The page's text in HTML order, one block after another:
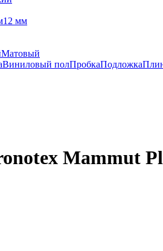
12 мм
Матовый
Виниловый полПробкаПодложка
Mammut